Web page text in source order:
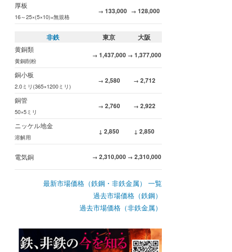
厚板
16～25×(5×10)=無規格
→ 133,000 → 128,000
非鉄 東京
大阪
黄銅類
黄銅削粉
→ 1,437,000 → 1,377,000
銅小板
2.0ミリ(365×1200ミリ)
→ 2,580 → 2,712
銅管
50×5ミリ
→ 2,760 → 2,922
ニッケル地金
溶解用
↓ 2,850 ↓ 2,850
電気銅 → 2,310,000 → 2,310,000
最新市場価格（鉄鋼・非鉄金属） 一覧
過去市場価格（鉄鋼）
過去市場価格（非鉄金属）